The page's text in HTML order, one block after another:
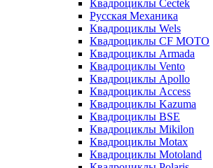
Квадроциклы Cectek
Русская Механика
Квадроциклы Wels
Квадроциклы CF MOTO
Квадроциклы Armada
Квадроциклы Vento
Квадроциклы Apollo
Квадроциклы Access
Квадроциклы Kazuma
Квадроциклы BSE
Квадроциклы Mikilon
Квадроциклы Motax
Квадроциклы Motoland